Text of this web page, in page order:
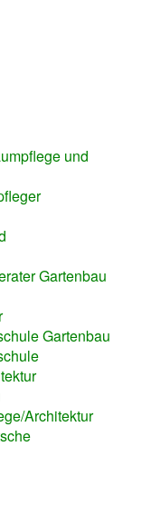
und
Gartenbau
Gartenbau
Architektur